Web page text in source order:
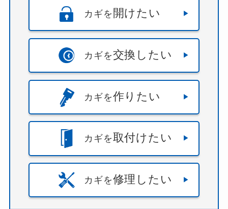
カギを 開けたい
カギを交換したい
カギを作りたい
カギを取付けたい
カギを修理したい